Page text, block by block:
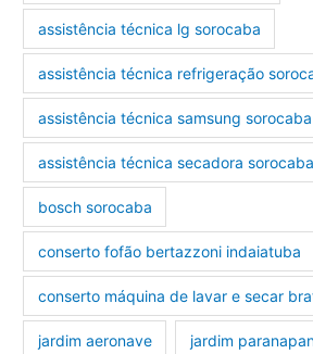
assistência técnica lg sorocaba
assistência técnica refrigeração
assistência técnica samsung sorocaba
assistência técnica secadora sorocaba
bosch sorocaba
conserto fofão bertazzoni indaiatuba
conserto máquina de lavar e secar
jardim aeronave jardim